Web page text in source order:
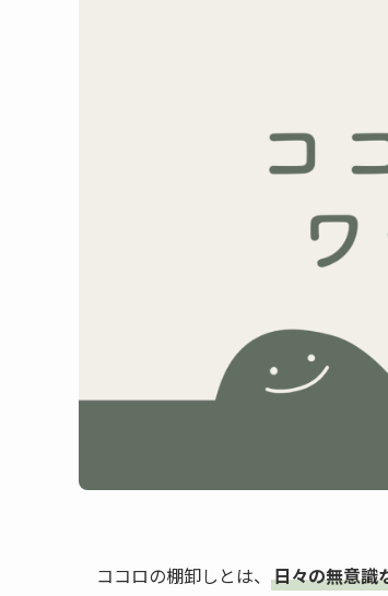
ココロの棚卸しとは、 日々の無意識